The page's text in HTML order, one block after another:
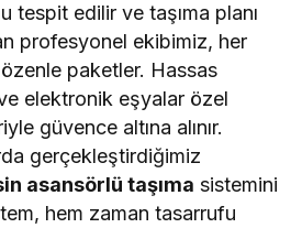
tespit edilir ve taşıma planı
profesyonel ekibimiz, her
paketler. Hassas
elektronik eşyalar özel
güvence altına alınır.
gerçekleştirdiğimiz
asansörlü taşıma sistemini
hem zaman tasarrufu